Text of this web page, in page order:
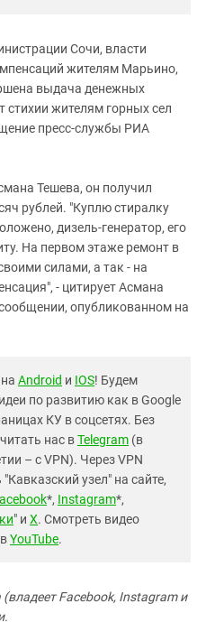
Сочи, власти
жителям Марьино,
выдача денежных
жителям горных сел
пресс-службы РИА
Тешева, он получил
рублей. "Куплю стиралку
дизель-генератор, его
На первом этаже ремонт в
силами, а так - на
- цитирует Асмана
опубликованном на
Android и IOS! Будем
по развитию как в Google
КУ в соцсетях. Без
нас вTelegram (в
– с VPN). Через VPN
узел" на сайте,
*, Instagram*,
" и X. Смотреть видео
YouTube.
Facebook, Instagram и